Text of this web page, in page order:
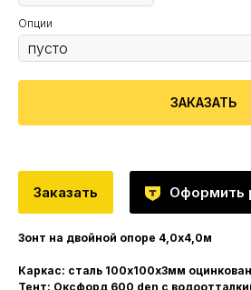
Опции
ЗАКАЗАТЬ
Заказать Оформить
Зонт на двойной опоре 4,0х4,0м
Каркас: сталь 100х100х3мм
Тент: Оксфорд 600 den с